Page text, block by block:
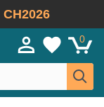
CH2026
0